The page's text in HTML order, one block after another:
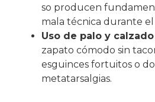
so producen
mala técnica durante
Uso de palo y
zapato cómodo sin
esguinces fortuitos o
metatarsalgias.